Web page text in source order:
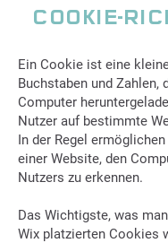
COOKIE-
Ein Cookie ist eine
Buchstaben und Zahlen,
Computer
Nutzer auf bestimmte
In der Regel
einer Website, den
Nutzers zu erkennen.
Das Wichtigste, was
Wix platzierten Cookies